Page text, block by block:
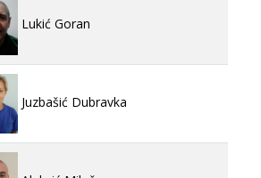
Lukić Goran
Juzbašić Dubravka